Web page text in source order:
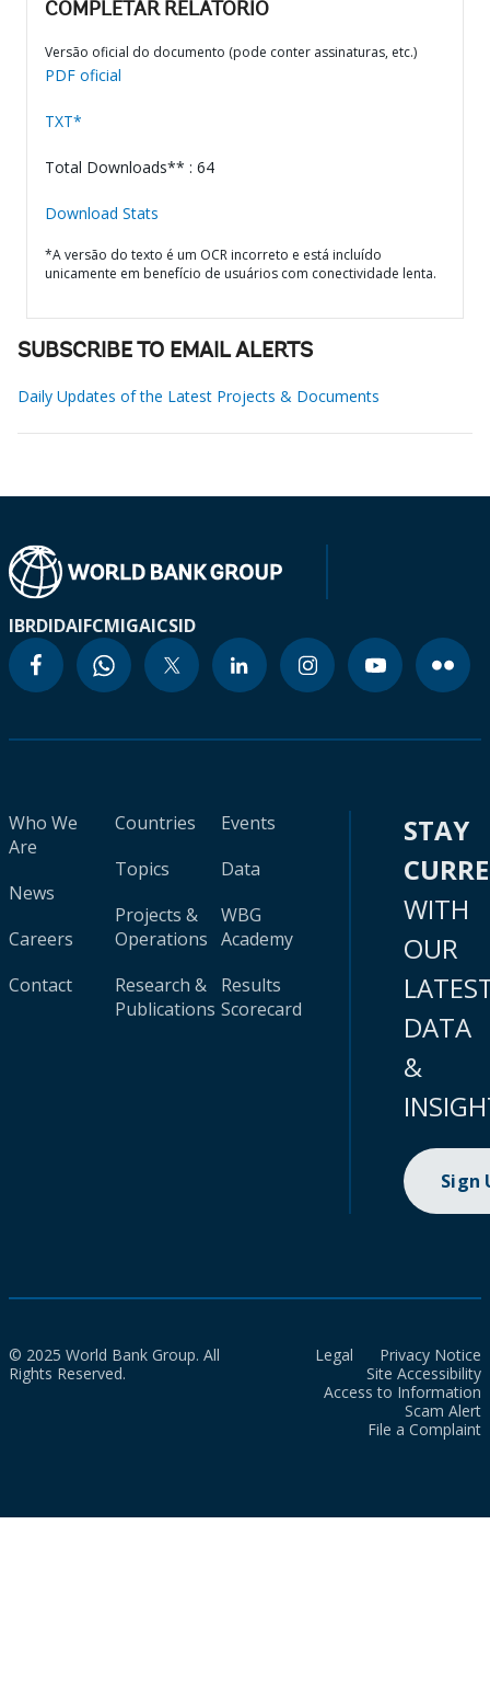
COMPLETAR RELATÓRIO
Versão oficial do documento (pode conter assinaturas, etc.)
PDF oficial
TXT*
Total Downloads** : 64
Download Stats
*A versão do texto é um OCR incorreto e está incluído
unicamente em benefício de usuários com conectividade lenta.
SUBSCRIBE TO EMAIL ALERTS
Daily Updates of the Latest Projects & Documents
IBRDIDAIFCMIGAICSID
Who We
Are
News
Careers
Contact
Countries
Topics
Projects &
Operations
Research &
Publications
Events
Data
WBG
Academy
Results
Scorecard
STAY
WITH
OUR
DATA
&
Sign
© 2025 World Bank Group. All
Rights Reserved.
Legal
Privacy Notice
Site Accessibility
Access to Information
Scam Alert
File a Complaint